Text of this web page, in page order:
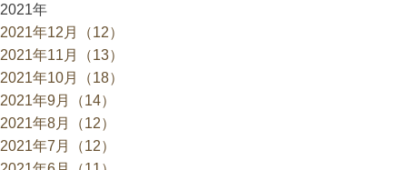
2021年
2021年12月（12）
2021年11月（13）
2021年10月（18）
2021年9月（14）
2021年8月（12）
2021年7月（12）